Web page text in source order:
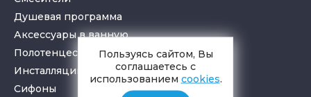
Душевая программа
Аксессуары в ванную
Полотенцесушители
Инсталляции для санузлов
Cифоны
Пользуясь сайтом, Вы
соглашаетесь с
использованием cookies.